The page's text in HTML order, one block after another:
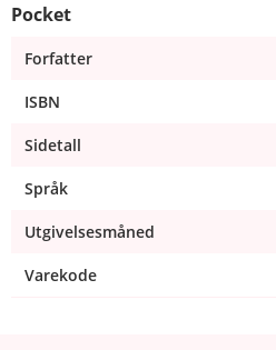
Pocket
Forfatter
ISBN
Sidetall
Språk
Utgivelsesmåned
Varekode